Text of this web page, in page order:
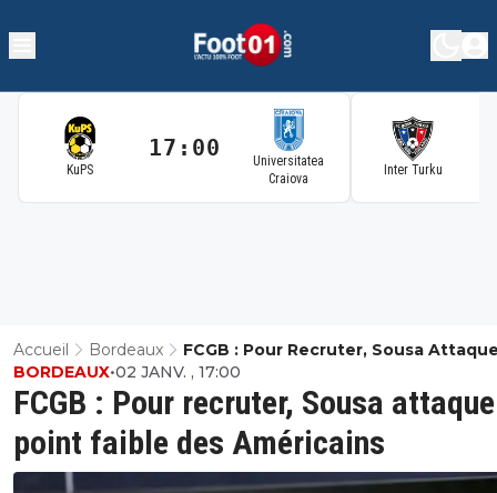
KuPS
17:00
Universitatea
Craiova
Inter Turku
Accueil Bordeaux
FCGB : Pour Recruter, Sousa
Point Faible Des Américains
FCGB : Pour recruter, Sousa
point faible des Américains
BORDEAUX•02 JANV. , 17:00